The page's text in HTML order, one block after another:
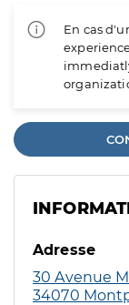
En cas
Adresse
30 Avenue
34070